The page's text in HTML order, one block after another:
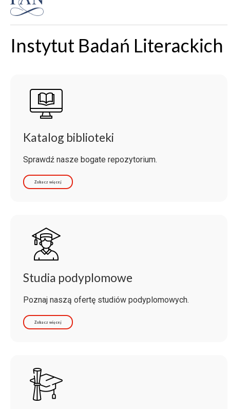
Instytut Badań Literackich
Katalog biblioteki
Sprawdź nasze bogate repozytorium.
Zobacz więcej
Studia podyplomowe
Poznaj naszą ofertę studiów podyplomowych.
Zobacz więcej